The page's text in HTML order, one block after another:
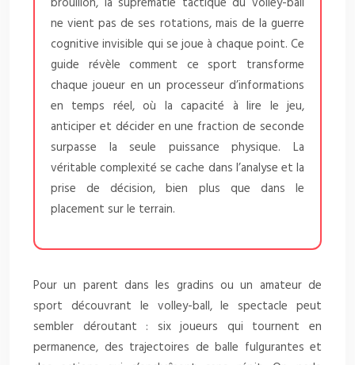
ne vient pas de ses rotations, mais de la guerre
cognitive invisible qui se joue à chaque point. Ce
guide révèle comment ce sport transforme
chaque joueur en un processeur d’informations
en temps réel, où la capacité à lire le jeu,
anticiper et décider en une fraction de seconde
surpasse la seule puissance physique. La
véritable complexité se cache dans l’analyse et la
prise de décision, bien plus que dans le
placement sur le terrain.
Pour un parent dans les gradins ou un amateur de
sport découvrant le volley-ball, le spectacle peut
sembler déroutant : six joueurs qui tournent en
permanence, des trajectoires de balle fulgurantes et